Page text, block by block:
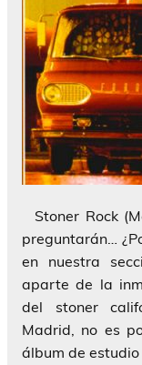
Stoner Rock
preguntarán…
en nuestra
aparte de la
del stoner
Madrid, no es
álbum de